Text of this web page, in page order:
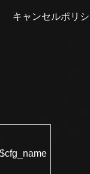
キャンセルポリ